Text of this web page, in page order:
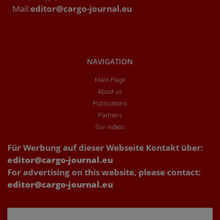
Mail:editor@cargo-journal.eu
NAVIGATION
Main Page
About us
Publications
Partners
Our videos
Für Werbung auf dieser Webseite Kontakt über:
editor@cargo-journal.eu
For advertising on this website, please contact:
editor@cargo-journal.eu